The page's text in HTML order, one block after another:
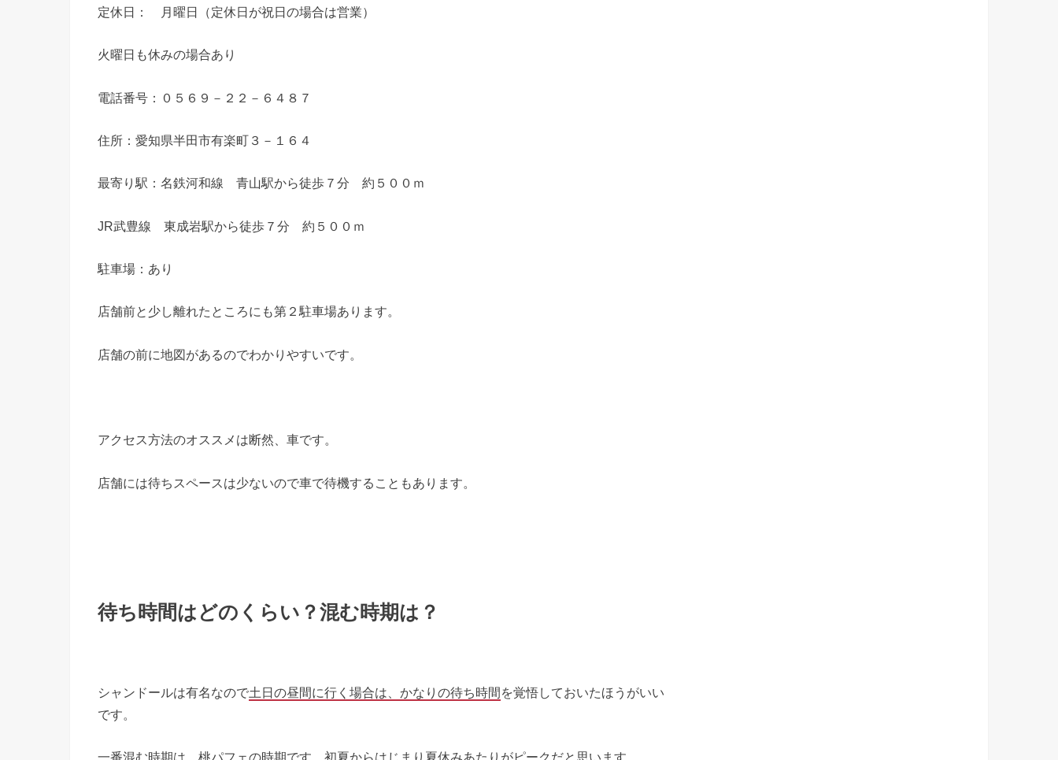
定休日： 月曜日（定休日が祝日の場合は営業）
火曜日も休みの場合あり
電話番号：０５６９－２２－６４８７
住所：愛知県半田市有楽町３－１６４
最寄り駅：名鉄河和線 青山駅から徒歩７分 約５００ｍ
JR武豊線 東成岩駅から徒歩７分 約５００ｍ
駐車場：あり
店舗前と少し離れたところにも第２駐車場あります。
店舗の前に地図があるのでわかりやすいです。
アクセス方法のオススメは断然、車です。
店舗には待ちスペースは少ないので車で待機することもあります。
待ち時間はどのくらい？混む時期は？
シャンドールは有名なので土日の昼間に行く場合は、かなりの待ち時間を覚悟しておいたほうがいい
です。
一番混む時期は、桃パフェの時期です。初夏からはじまり夏休みあたりがピークだと思います。